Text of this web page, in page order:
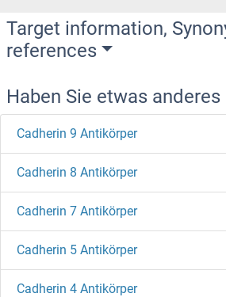
Target information,
references
Haben Sie etwas
Cadherin 9 Antikörper
Cadherin 8 Antikörper
Cadherin 7 Antikörper
Cadherin 5 Antikörper
Cadherin 4 Antikörper